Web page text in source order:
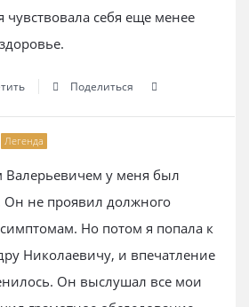
чувствовала себя еще менее
Поделиться
Легенда
Валерьевичем у меня был
не проявил должного
Но потом я попала к
Николаевичу, и впечатление
Он выслушал все мои